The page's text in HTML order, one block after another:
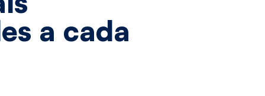
a cada